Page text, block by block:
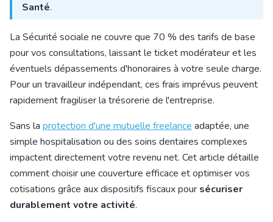
Santé.
La Sécurité sociale ne couvre que 70 % des tarifs de base
pour vos consultations, laissant le ticket modérateur et les
éventuels dépassements d'honoraires à votre seule charge.
Pour un travailleur indépendant, ces frais imprévus peuvent
rapidement fragiliser la trésorerie de l'entreprise.
Sans la protection d'une mutuelle freelance adaptée, une
simple hospitalisation ou des soins dentaires complexes
impactent directement votre revenu net. Cet article détaille
comment choisir une couverture efficace et optimiser vos
cotisations grâce aux dispositifs fiscaux pour sécuriser
durablement votre activité.